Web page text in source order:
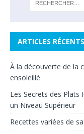
ARTICLES RÉCENTS
À la découverte de la
ensoleillé
Les Secrets des Plats
un Niveau Supérieur
Recettes variées de